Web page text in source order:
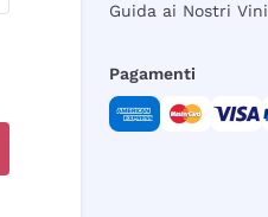
Guida ai Nostri Vini
Pagamenti